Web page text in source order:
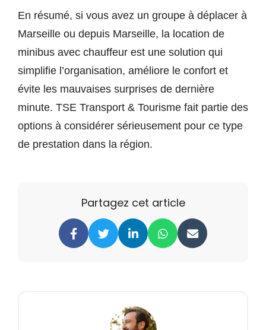
En résumé, si vous avez un groupe à déplacer à
Marseille ou depuis Marseille, la location de
minibus avec chauffeur est une solution qui
simplifie l’organisation, améliore le confort et
évite les mauvaises surprises de dernière
minute. TSE Transport & Tourisme fait partie des
options à considérer sérieusement pour ce type
de prestation dans la région.
Partagez cet article